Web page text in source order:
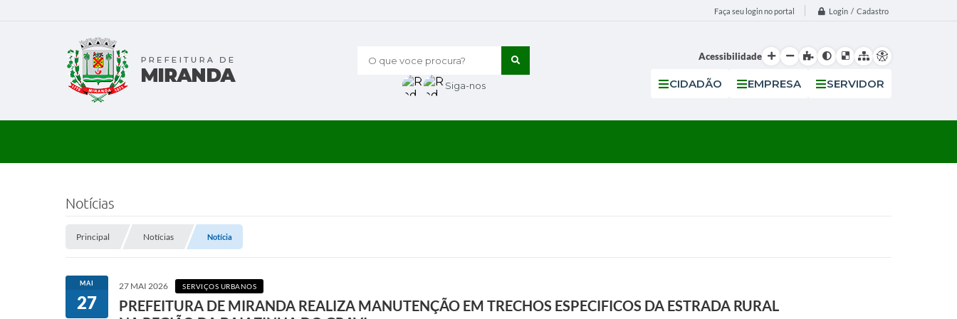
Faça seu login no portal Login / Cadastro
O que voce procura?
Siga-nos
Acessibilidade
CIDADÃO EMPRESA SERVIDOR
Notícias
Principal Notícias Notícia
MAI
27
27 MAI 2026 SERVIÇOS URBANOS
PREFEITURA DE MIRANDA REALIZA MANUTENÇÃO EM TRECHOS ESPECIFICOS DA ESTRADA RURAL